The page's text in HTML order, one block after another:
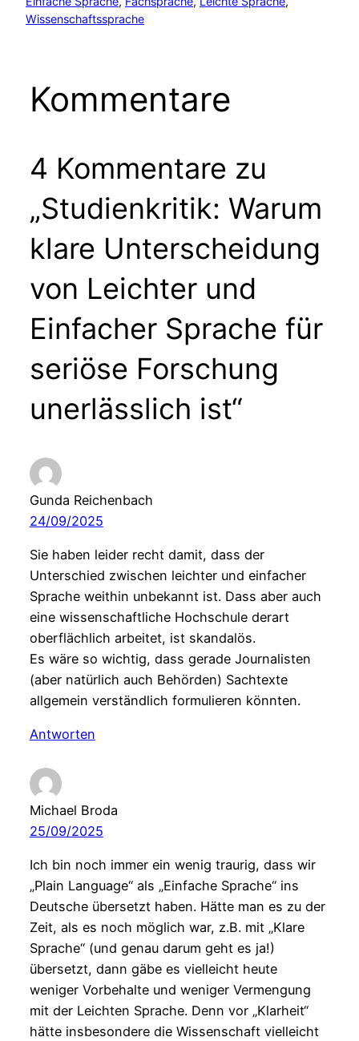
Wissenschaftssprache
Kommentare
4 Kommentare zu
„Studienkritik: Warum
klare Unterscheidung
von Leichter und
Einfacher Sprache für
seriöse Forschung
unerlässlich ist“
Gunda Reichenbach
24/09/2025
Sie haben leider recht damit, dass der
Unterschied zwischen leichter und einfacher
Sprache weithin unbekannt ist. Dass aber auch
eine wissenschaftliche Hochschule derart
oberflächlich arbeitet, ist skandalös.
Es wäre so wichtig, dass gerade Journalisten
(aber natürlich auch Behörden) Sachtexte
allgemein verständlich formulieren könnten.
Antworten
Michael Broda
25/09/2025
Ich bin noch immer ein wenig traurig, dass wir
„Plain Language“ als „Einfache Sprache“ ins
Deutsche übersetzt haben. Hätte man es zu der
Zeit, als es noch möglich war, z.B. mit „Klare
Sprache“ (und genau darum geht es ja!)
übersetzt, dann gäbe es vielleicht heute
weniger Vorbehalte und weniger Vermengung
mit der Leichten Sprache. Denn vor „Klarheit“
hätte insbesondere die Wissenschaft vielleicht